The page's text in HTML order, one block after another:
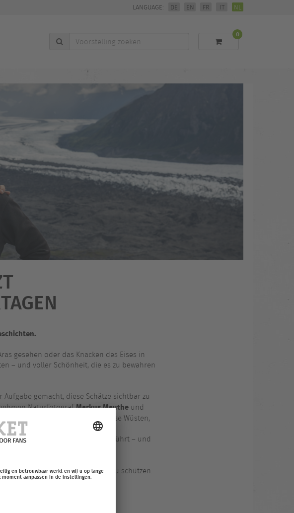
LANGUAGE: DE EN FR IT NL
Voorstelling
zoeken
0
gesehen oder das Knacken des Eises in
– und voller Schönheit, die es zu bewahren
gemacht, diese Schätze sichtbar zu
NaturfotografMarkus Mautheund
durch unberührte Wälder, endlose Wüsten,
Tieren, die dort leben.
eine Atmosphäre, die berührt – und
– und ein Appell, unsere Erde zu schützen.
...